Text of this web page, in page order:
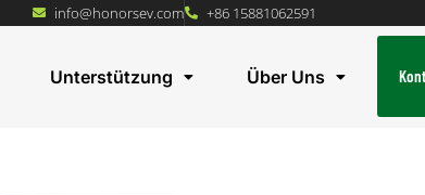
info@honorsev.com +86 15881062591
Unterstützung Über Uns